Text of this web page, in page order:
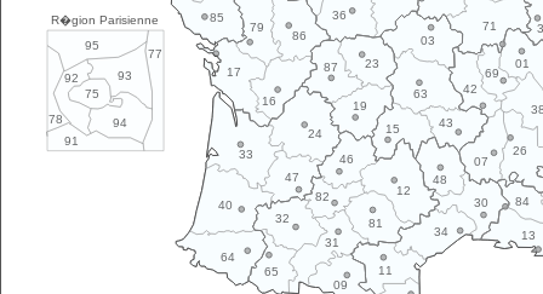
R�gion Parisienne
77
78
91
95
93
75
94
92
11
12
13
15
16
17
19
23
24
26
30
31
32
33
34
36
40
42
43
46
47
48
63
64
65
69
01
03
07
09
71
79
81
82 84
85
86
87